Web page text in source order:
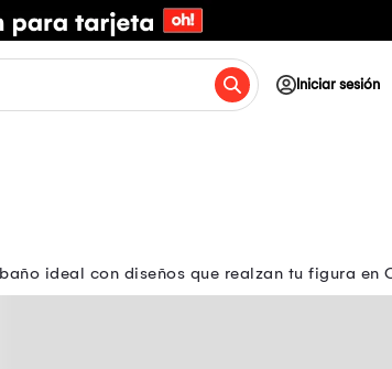
Iniciar sesión
ideal con diseños que realzan tu figura en